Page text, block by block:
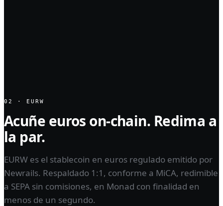
02 · EURW
Acuñe euros on-chain. Redima a
la par.
EURW es el stablecoin en euros regulado emitido por
Newrails. Respaldado 1:1, conforme a MiCA, redimible
a SEPA sin comisiones, en Monad con finalidad en
menos de un segundo.